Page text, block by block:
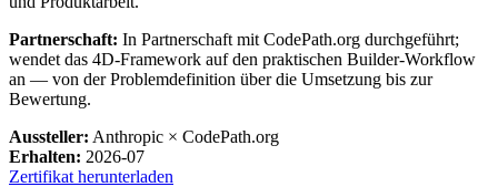
Partnerschaft: In Partnerschaft mit CodePath.org durchgeführt;
wendet das 4D-Framework auf den praktischen Builder-Workflow
an — von der Problemdefinition über die Umsetzung bis zur
Bewertung.
Aussteller: Anthropic × CodePath.org
Erhalten: 2026-07
Zertifikat herunterladen